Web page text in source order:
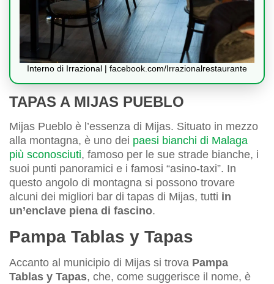
Interno di Irrazional | facebook.com/Irrazionalrestaurante
TAPAS A MIJAS PUEBLO
Mijas Pueblo è l’essenza di Mijas. Situato in mezzo
alla montagna, è uno dei paesi bianchi di Malaga
più sconosciuti, famoso per le sue strade bianche, i
suoi punti panoramici e i famosi “asino-taxi”. In
questo angolo di montagna si possono trovare
alcuni dei migliori bar di tapas di Mijas, tutti in
un’enclave piena di fascino.
Pampa Tablas y Tapas
Accanto al municipio di Mijas si trova Pampa
Tablas y Tapas, che, come suggerisce il nome, è